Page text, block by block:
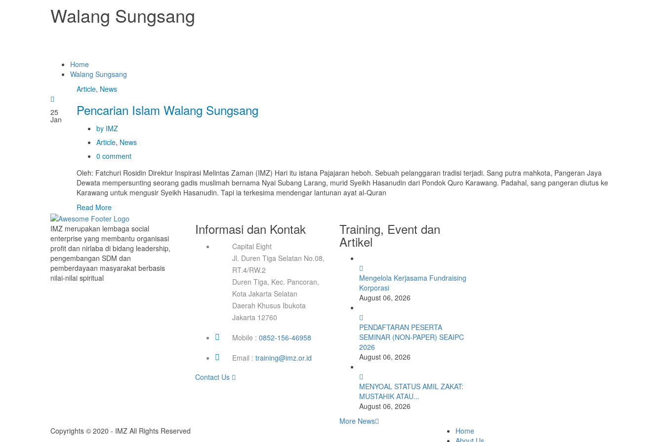
Walang Sungsang
Home
Walang Sungsang
25
Jan
Article, News
Pencarian Islam Walang Sungsang
by IMZ
Article, News
0 comment
Oleh: Fatchuri Rosidin Direktur Inspirasi Melintas Zaman (IMZ) Hari itu istana Pajajaran heboh. Sebuah pelanggaran tradisi terjadi. Sang putra mahkota, Pangeran Jaya
Dewata mempersunting seorang gadis muslimah bernama Nyai Subang Larang, murid Syeikh Hasanudin dari Pondok Quro Karawang. Padahal, sang pangeran diutus ke
Karawang untuk mengusir Syeikh Hasanudin. Tapi ia terkesima mendengar lantunan ayat al-Quran
Read More
IMZ merupakan lembaga social
enterprise yang membantu organisasi
profit dan nirlaba di bidang leadership,
pengembangan SDM dan
pemberdayaan masyarakat berbasis
nilai-nilai spiritual
Informasi dan Kontak
Capital Eight
Jl. Duren Tiga Selatan No.08,
RT.4/RW.2
Duren Tiga, Kec. Pancoran,
Kota Jakarta Selatan
Daerah Khusus Ibukota
Jakarta 12760
Mobile : 0852-156-46958
Email : training@imz.or.id
Contact Us
Training, Event dan
Artikel
Mengelola Kerjasama Fundraising
Korporasi
August 06, 2026
PENDAFTARAN PESERTA
SEMINAR (NON-PAPER) SEAIPC
2026
August 06, 2026
MENYOAL STATUS AMIL ZAKAT:
MUSTAHIK ATAU...
August 06, 2026
More News
Copyrights © 2020 - IMZ All Rights Reserved
Home